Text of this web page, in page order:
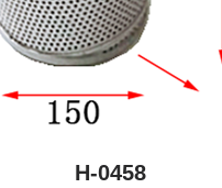
H-0458